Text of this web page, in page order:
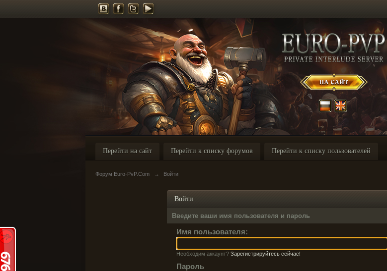
Перейти на сайт Перейти к списку форумов Перейти к списку пользователей
Форум Euro-PvP.Com → Войти
Войти
Введите ваши имя пользователя и пароль
Имя пользователя:
Необходим аккаунт? Зарегистрируйтесь сейчас!
Пароль